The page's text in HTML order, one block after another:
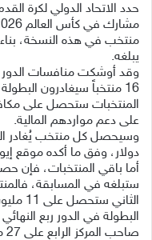
حدد الاتحاد الدولي لكرة
منتخب في هذه النسخة، بناء
يبلغه.
وقد أوشكت منافسات الدور
16 منتخباً سيغادرون
المنتخبات ستحصل على
على دعم مواردهم المالية.
دولار، وفق ما أكده موقع
أما باقي المنتخبات، فإن
ستبلغه في المسابقة،